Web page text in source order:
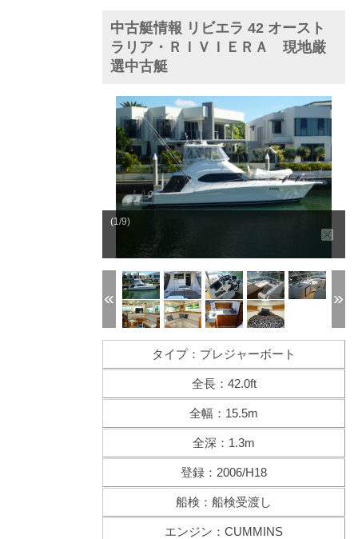
中古艇情報 リビエラ 42 オースト
ラリア・ＲＩＶＩＥＲＡ 現地厳
選中古艇
(1/9)
タイプ：プレジャーボート
全長：42.0ft
全幅：15.5m
全深：1.3m
登録：2006/H18
船検：船検受渡し
エンジン：CUMMINS